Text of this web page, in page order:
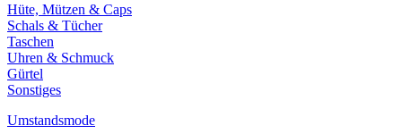
Hüte, Mützen & Caps
Schals & Tücher
Taschen
Uhren & Schmuck
Gürtel
Sonstiges
Umstandsmode